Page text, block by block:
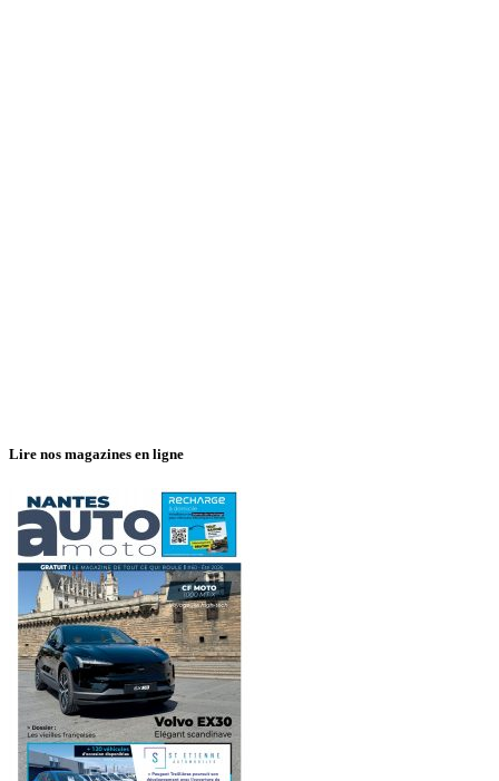
Lire nos magazines en ligne